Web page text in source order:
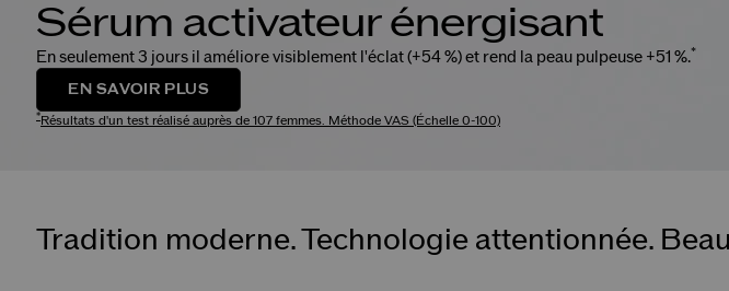
Soin de la peau
Ravivez votre routine avec un cadeau
*Les conditions d'utilisation s'appliquent.
Tradition moderne. Technologie attentionnée.